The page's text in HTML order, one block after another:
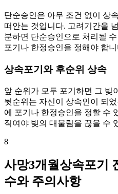
단순승인은 아무 조건 없이 상
떠안는 것입니다. 고려기간을
분하면 단순승인으로 처리될
포기나 한정승인을 정해야 합니
상속포기와 후순위 상속
앞 순위가 모두 포기하면 그 빚
뒷순위는 자신이 상속인이 되
에 포기나 한정승인을 정할 수
직여야 빚의 대물림을 끊을 수
8
사망3개월상속포기
수와 주의사항